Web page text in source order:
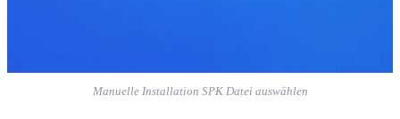
Manuelle Installation SPK Datei auswählen